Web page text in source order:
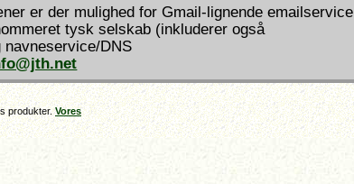
er der mulighed for Gmail-lignende emailservice
tysk selskab (inkluderer også
DNS
produkter. Vores